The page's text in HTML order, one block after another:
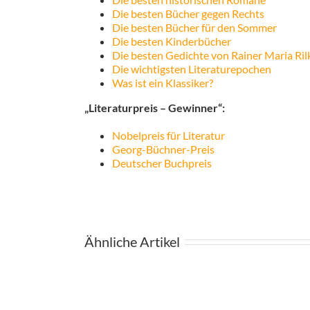
Die besten Bücher gegen Rechts
Die besten Bücher für den Sommer
Die besten Kinderbücher
Die besten Gedichte von Rainer Maria
Die wichtigsten Literaturepochen
Was ist ein Klassiker?
„Literaturpreis – Gewinner“:
Nobelpreis für Literatur
Georg-Büchner-Preis
Deutscher Buchpreis
Ähnliche Artikel